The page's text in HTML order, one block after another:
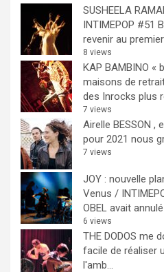
SUSHEELA
INTIMEPOP #51
revenir au
8 views
KAP BAMBINO «
maisons de
des Inrocks plus
7 views
Airelle BESSON ,
pour 2021 nous
7 views
JOY : nouvelle
Venus /
OBEL avait
6 views
THE DODOS me
facile de réaliser
l'amb...